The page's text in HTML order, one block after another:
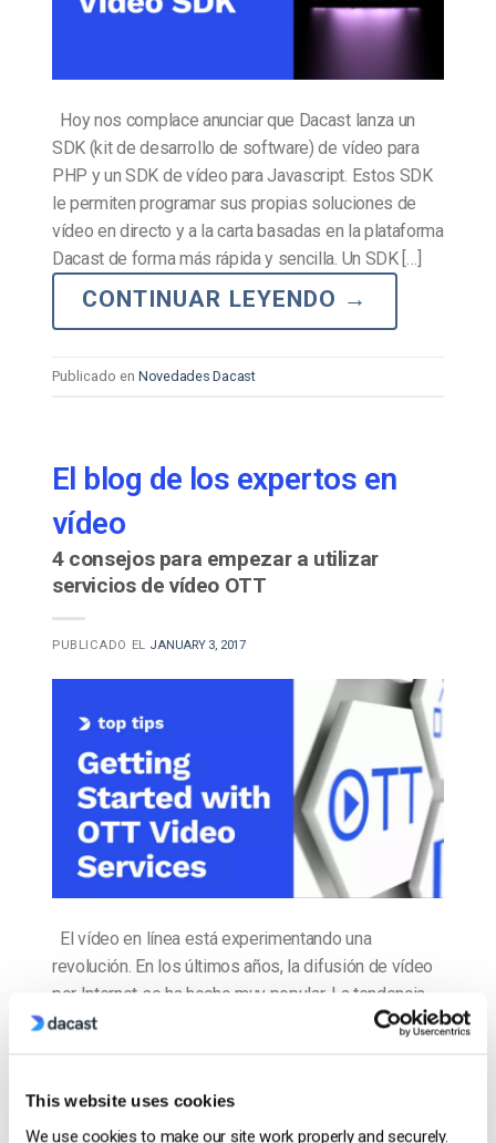
This website uses cookies
We use cookies to make our site work properly and securely.
Hoy nos complace anunciar que Dacast lanza un
SDK (kit de desarrollo de software) de vídeo para
PHP y un SDK de vídeo para Javascript. Estos SDK
le permiten programar sus propias soluciones de
vídeo en directo y a la carta basadas en la plataforma
Dacast de forma más rápida y sencilla. Un SDK […]
CONTINUAR LEYENDO →
Publicado en Novedades Dacast
El blog de los expertos en
vídeo
4 consejos para empezar a utilizar
servicios de vídeo OTT
PUBLICADO EL JANUARY 3, 2017
El vídeo en línea está experimentando una
revolución. En los últimos años, la difusión de vídeo
por Internet se ha hecho muy popular. La tendencia
no parece cambiar. Uno de los principales ámbitos
en los que este cambio está teniendo un impacto
más, los […]